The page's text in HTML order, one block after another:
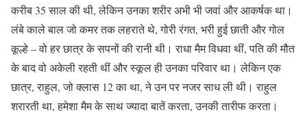
करीब 35 साल की थी, लेकिन उनका शरीर अभी भी जवां और आकर्षक था।
लंबे काले बाल जो कमर तक लहराते थे, गोरी रंगत, भरी हुई छाती और गोल
कूल्हे – वो हर छात्र के सपनों की रानी थी। राधा मैम विधवा थीं, पति की मौत
के बाद वो अकेली रहती थीं और स्कूल ही उनका परिवार था। लेकिन एक
छात्र, राहुल, जो क्लास 12 का था, ने उन पर नजर साध ली थी। राहुल
शरारती था, हमेशा मैम के साथ ज्यादा बातें करता, उनकी तारीफ करता।